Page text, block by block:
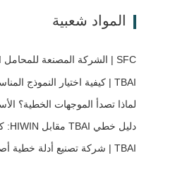
المواد شعبية